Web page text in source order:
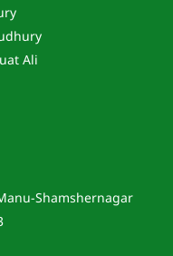
Ali
Shamshernagar